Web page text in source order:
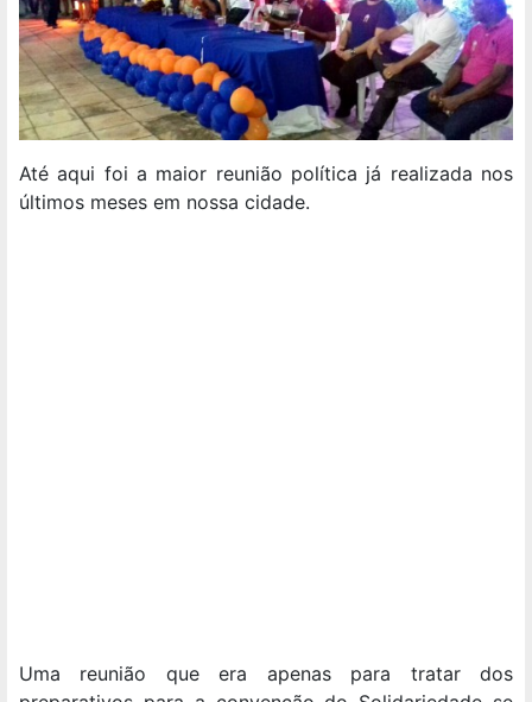
Até aqui foi a maior reunião política já realizada nos
últimos meses em nossa cidade.
Uma reunião que era apenas para tratar dos